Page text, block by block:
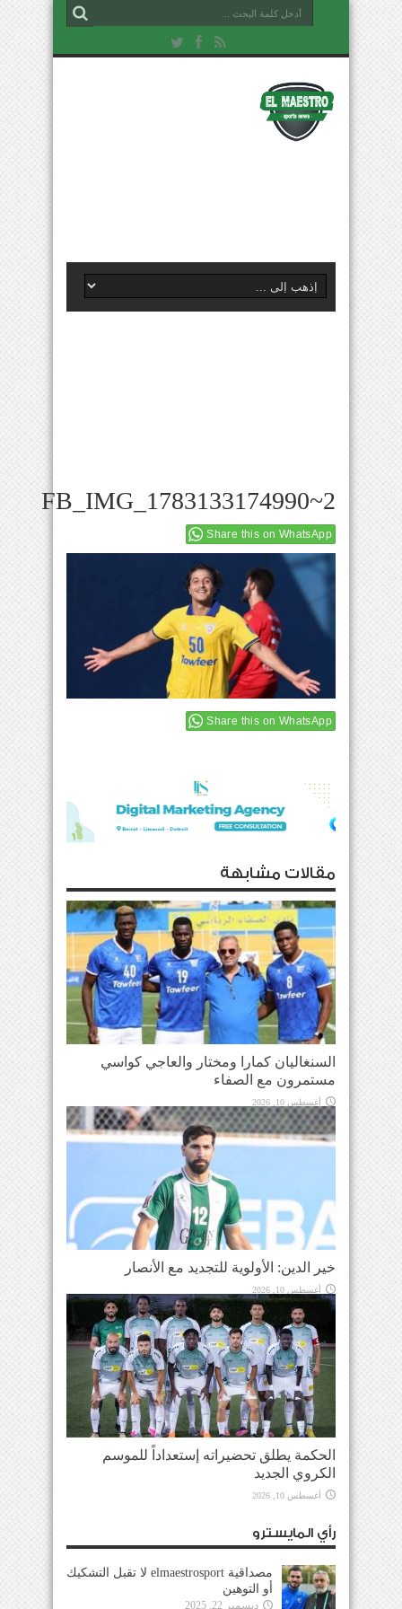
FB_IMG_1783133174990~2
Share this on WhatsApp
Share this on WhatsApp
مقالات مشابهة
السنغاليان كمارا ومختار والعاجي كواسي
مستمرون مع الصفاء
أغسطس 10, 2026
خير الدين: الأولوية للتجديد مع الأنصار
أغسطس 10, 2026
الحكمة يطلق تحضيراته إستعداداً للموسم
الكروي الجديد
أغسطس 10, 2026
رأي المايسترو
مصداقية elmaestrosport لا تقبل التشكيك
أو التوهين
ديسمبر 22, 2025